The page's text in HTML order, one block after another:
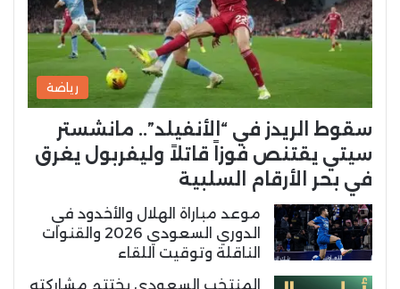
رياضة
سقوط الريدز في “الأنفيلد”.. مانشستر
سيتي يقتنص فوزاً قاتلاً وليفربول يغرق
في بحر الأرقام السلبية
موعد مباراة الهلال والأخدود في
الدوري السعودي 2026 والقنوات
الناقلة وتوقيت اللقاء
المنتخب السعودي يختتم مشاركته